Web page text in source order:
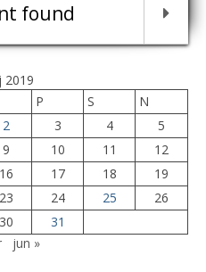
found
2019
P S
N
2 3 4
5
9 10 11
12
16 17 18
19
23 24 25
26
30
31
jun »